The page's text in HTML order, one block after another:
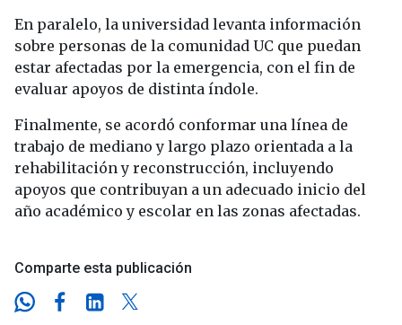
En paralelo, la universidad levanta información
sobre personas de la comunidad UC que puedan
estar afectadas por la emergencia, con el fin de
evaluar apoyos de distinta índole.
Finalmente, se acordó conformar una línea de
trabajo de mediano y largo plazo orientada a la
rehabilitación y reconstrucción, incluyendo
apoyos que contribuyan a un adecuado inicio del
año académico y escolar en las zonas afectadas.
Comparte esta publicación